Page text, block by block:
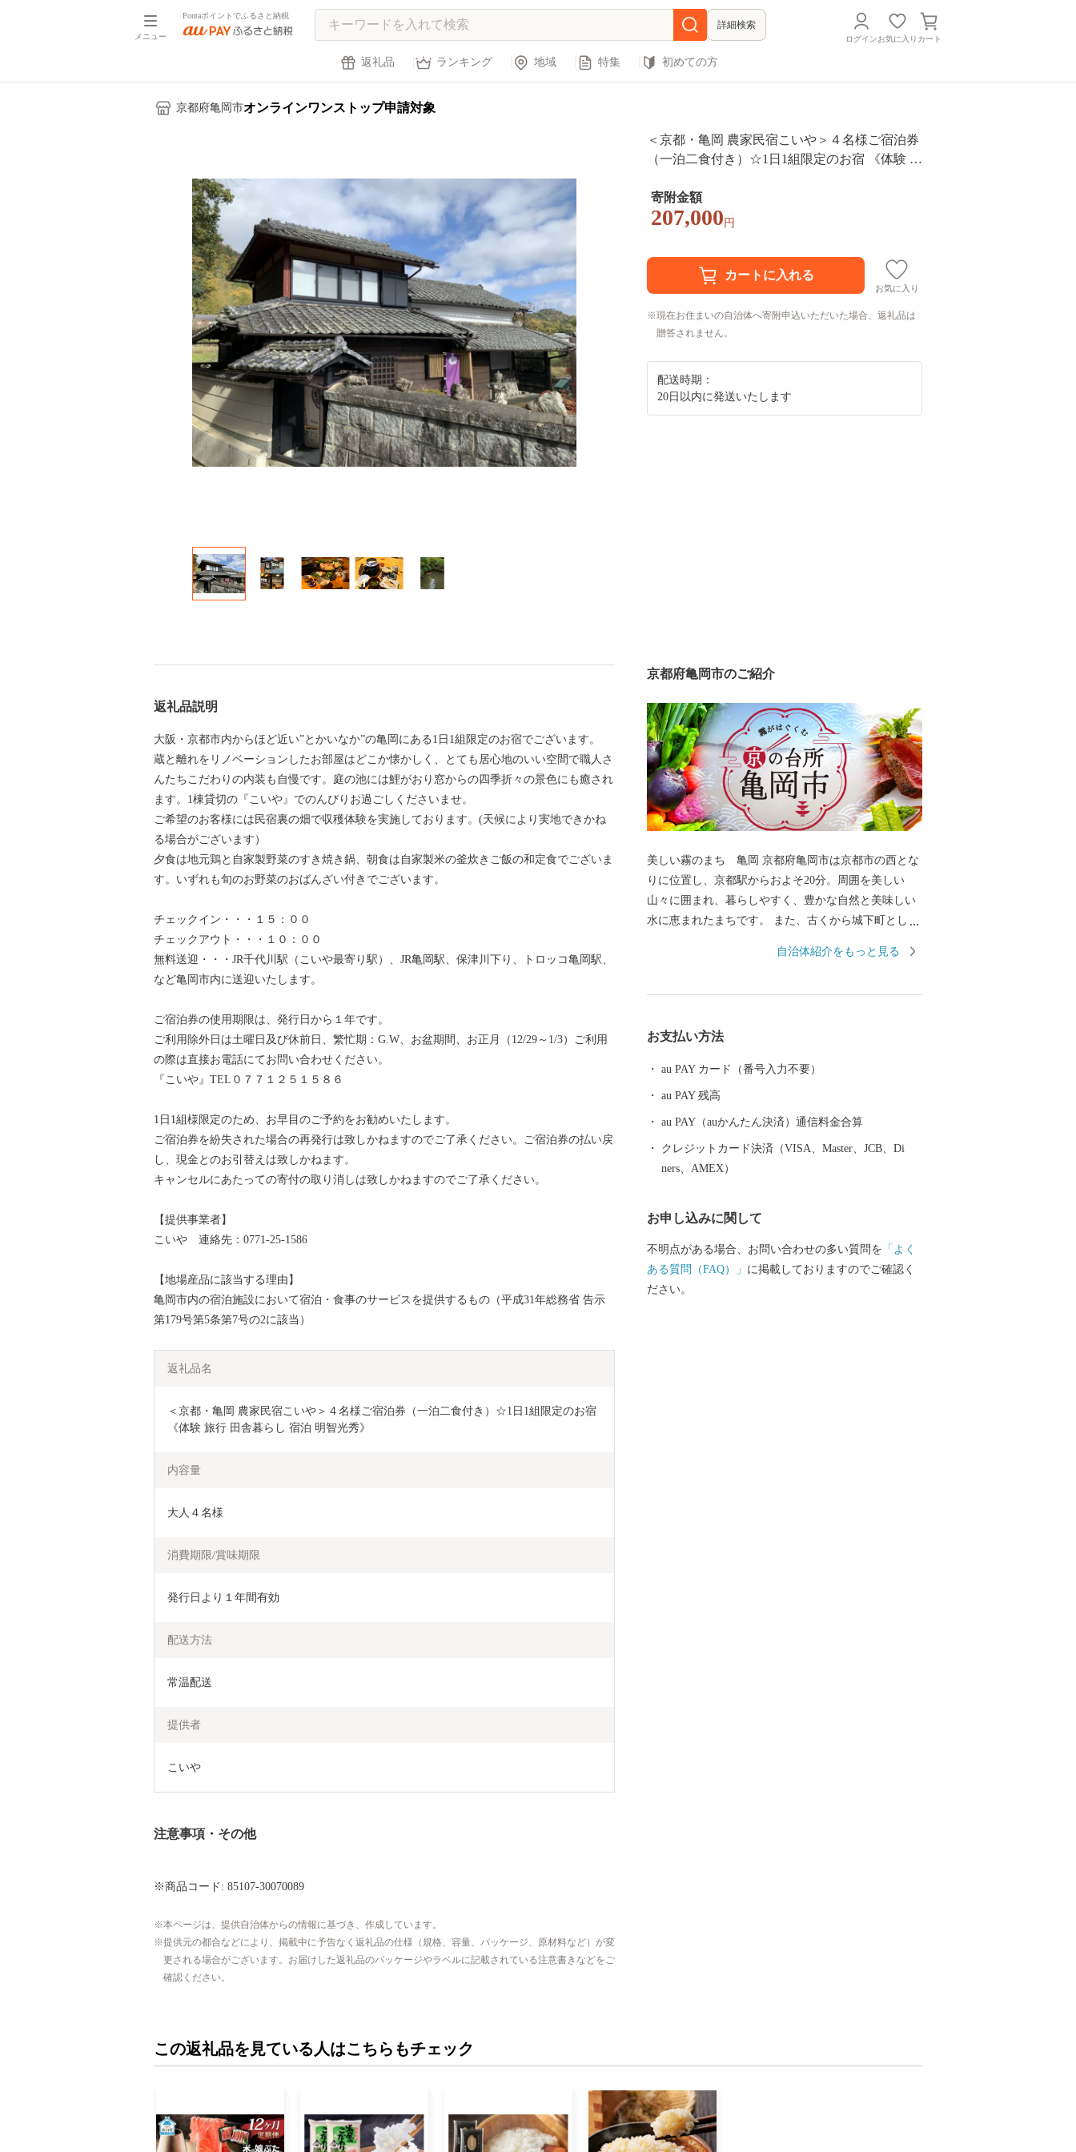
メニュー
Pontaポイントでふるさと納税
詳細検索
ログインお気に入り カート
返礼品 ランキング 地域 特集 初めての方
京都府亀岡市オンラインワンストップ申請対象
＜京都・亀岡 農家民宿こいや＞４名様ご宿泊券
（一泊二食付き）☆1日1組限定のお宿 《体験 旅
寄附金額
207,000 円
お気に入り
現在お住まいの自治体へ寄附申込いただいた場合、返礼品は
贈答されません。
配送時期：
20日以内に発送いたします
返礼品説明
大阪・京都市内からほど近い”とかいなか”の亀岡にある1日1組限定のお宿でございます。
蔵と離れをリノベーションしたお部屋はどこか懐かしく、とても居心地のいい空間で職人さ
んたちこだわりの内装も自慢です。庭の池には鯉がおり窓からの四季折々の景色にも癒され
ます。1棟貸切の『こいや』でのんびりお過ごしくださいませ。
ご希望のお客様には民宿裏の畑で収穫体験を実施しております。(天候により実地できかね
る場合がございます）
夕食は地元鶏と自家製野菜のすき焼き鍋、朝食は自家製米の釜炊きご飯の和定食でございま
す。いずれも旬のお野菜のおばんざい付きでございます。
チェックイン・・・１５：００
チェックアウト・・・１０：００
無料送迎・・・JR千代川駅（こいや最寄り駅）、JR亀岡駅、保津川下り、トロッコ亀岡駅、
など亀岡市内に送迎いたします。
ご宿泊券の使用期限は、発行日から１年です。
ご利用除外日は土曜日及び休前日、繁忙期：G.W、お盆期間、お正月（12/29～1/3）ご利用
の際は直接お電話にてお問い合わせください。
『こいや』TEL０７７１２５１５８６
1日1組様限定のため、お早目のご予約をお勧めいたします。
ご宿泊券を紛失された場合の再発行は致しかねますのでご了承ください。ご宿泊券の払い戻
し、現金とのお引替えは致しかねます。
キャンセルにあたっての寄付の取り消しは致しかねますのでご了承ください。
【提供事業者】
こいや 連絡先：0771-25-1586
【地場産品に該当する理由】
亀岡市内の宿泊施設において宿泊・食事のサービスを提供するもの（平成31年総務省 告示
第179号第5条第7号の2に該当）
返礼品名
＜京都・亀岡 農家民宿こいや＞４名様ご宿泊券（一泊二食付き）☆1日1組限定のお宿
《体験 旅行 田舎暮らし 宿泊 明智光秀》
内容量
大人４名様
消費期限/賞味期限
発行日より１年間有効
配送方法
常温配送
提供者
こいや
注意事項・その他
※商品コード: 85107-30070089
本ページは、提供自治体からの情報に基づき、作成しています。
提供元の都合などにより、掲載中に予告なく返礼品の仕様（規格、容量、パッケージ、原材料など）が変
更される場合がございます。お届けした返礼品のパッケージやラベルに記載されている注意書きなどをご
確認ください。
京都府亀岡市のご紹介
美しい霧のまち 亀岡 京都府亀岡市は京都市の西とな
りに位置し、京都駅からおよそ20分。周囲を美しい
山々に囲まれ、暮らしやすく、豊かな自然と美味しい
水に恵まれたまちです。 また、古くから城下町として
信点となったまちでもあります。 秋から春にかけて
お楽しみいただけます。 新たなランドマークとしてサ
ンガスタジアム by KYOCERAが完成しました。約21,6
ホームスタジアムとして活用されるほか、サッカーや
ラグビーなどの国際試合が開催可能な施設であり、音
楽や地域振興など、府内最大級のイベント会場として
自治体紹介をもっと見る
お支払い方法
au PAY カード（番号入力不要）
au PAY 残高
au PAY（auかんたん決済）通信料金合算
クレジットカード決済（VISA、Master、JCB、Di
ners、AMEX）
お申し込みに関して
不明点がある場合、お問い合わせの多い質問を 「よく
ある質問（FAQ）」 に掲載しておりますのでご確認く
ださい。
この返礼品を見ている人はこちらもチェック